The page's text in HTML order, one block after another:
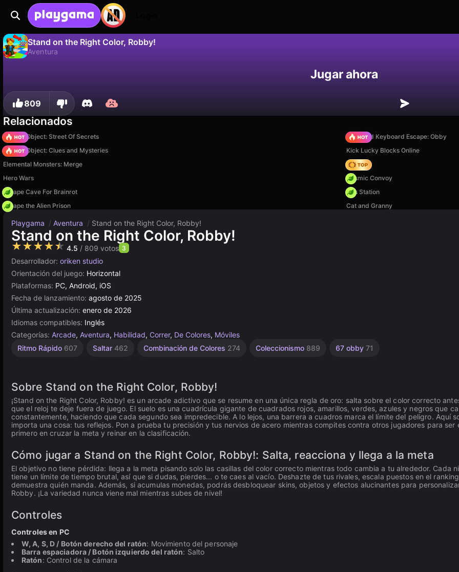
Stand on the Right Color, Robby!
Aventura
Jugar ahora
809
Relacionados
Hidden Object: Street Of Secrets
+1 Speed Keyboard Escape: Obby
Hidden Object: Clues and Mysteries
Kick Lucky Blocks Online
Elemental Monsters: Merge
Hedgies
Hero Wars
Cosmic Convoy
Escape Cave For Brainrot
Gas Station
Escape the Alien Prison
Cat and Granny
Playgama / Aventura / Stand on the Right Color, Robby!
Stand on the Right Color, Robby!
★★★★★ 4.5 / 809 votos 3
Desarrollador: oriken studio
Orientación del juego: Horizontal
Plataformas: PC, Android, iOS
Fecha de lanzamiento: agosto de 2025
Última actualización: enero de 2026
Idiomas compatibles: Inglés
Categorías: Arcade, Aventura, Habilidad, Correr, De Colores, Móviles
Ritmo Rápido 607 Saltar 462 Combinación de Colores 274 Coleccionismo 889 67 obby 71
Sobre Stand on the Right Color, Robby!
¡Stand on the Right Color, Robby! es un arcade adictivo que se resume en una única regla de oro: salta sobre el color correcto
que el reloj te deje fuera de juego. El suelo es una cuadrícula gigante de cuadrados rojos, amarillos, verdes, azules y negros que
constantemente, haciendo que cada segundo sea impredecible. A lo lejos, una barrera a cuadros marca el límite del peligro. Aquí
importa una cosa: tus reflejos. Pon a prueba tu precisión y tus nervios de acero mientras compites contra otros jugadores para ser
primero en cruzar la meta y reinar en la clasificación.
Cómo jugar a Stand on the Right Color, Robby!: Salta, reacciona y llega a la meta
El objetivo no tiene pérdida: llega a la meta pisando solo las casillas del color correcto mientras todo cambia a tu alrededor. Cada
tiene un límite de tiempo brutal, así que si dudas, pierdes... o te caes al vacío. Deshazte de tus rivales, escala puestos en el
demuestra quién manda. Además, si acumulas monedas, podrás desbloquear skins, objetos y efectos alucinantes para
Robby. ¡La variedad nunca viene mal mientras subes de nivel!
Controles
Controles en PC
W, A, S, D / Botón derecho del ratón: Movimiento del personaje
Barra espaciadora / Botón izquierdo del ratón: Salto
Ratón: Control de la cámara